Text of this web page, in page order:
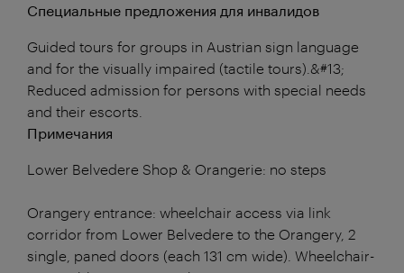
Специальные предложения для инвалидов
Guided tours for groups in Austrian sign language
and for the visually impaired (tactile tours).&#13;
Reduced admission for persons with special needs
and their escorts.
Примечания
Lower Belvedere Shop & Orangerie: no steps
Orangery entrance: wheelchair access via link
corridor from Lower Belvedere to the Orangery, 2
single, paned doors (each 131 cm wide). Wheelchair-